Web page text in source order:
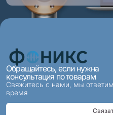
Обращайтесь, если нужна
консультация по товарам
Свяжитесь с нами, мы
время